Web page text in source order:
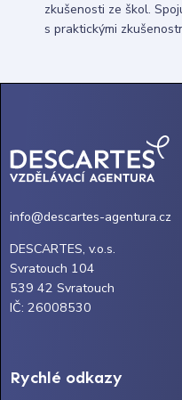
zkušenosti ze škol.
s praktickými
info@descartes-agentura.cz
DESCARTES, v.o.s.
Svratouch 104
539 42 Svratouch
IČ: 26008530
Rychlé odkazy